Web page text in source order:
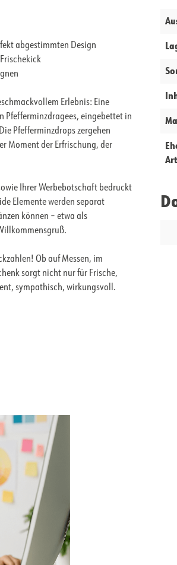
abgestimmten Design
Erlebnis: Eine
Pfefferminzdragees, eingebettet in
Pfefferminzdrops zergehen
Moment der Erfrischung, der
Ihrer Werbebotschaft bedruckt
Elemente werden separat
können – etwa als
Ob auf Messen, im
sorgt nicht nur für Frische,
sympathisch, wirkungsvoll.